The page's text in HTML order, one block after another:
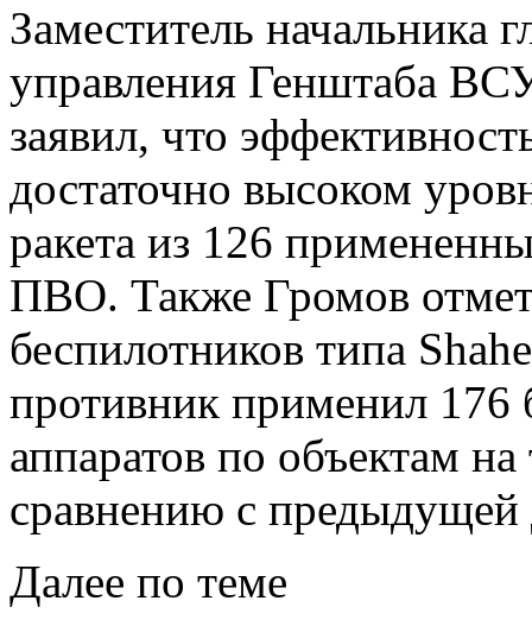
Заместитель начальника
управления Генштаба
заявил, что
достаточно высоком
ракета из 126
ПВО. Также Громов
беспилотников типа
противник применил 176
аппаратов по объектам
сравнению с предыдущей
Далее по теме